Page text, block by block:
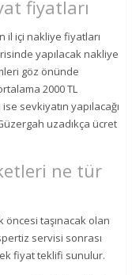
fiyatları
il içi nakliye fiyatları
yapılacak nakliye
göz önünde
2000 TL
sevkiyatın yapılacağı
uzadıkça ücret
ne tür
öncesi taşınacak olan
servisi sonrası
fiyat teklifi sunulur.